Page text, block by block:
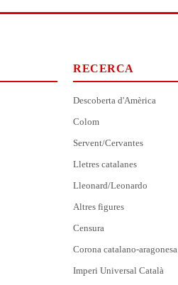
RECERCA
Descoberta d'Amèrica
Colom
Servent/Cervantes
Lletres catalanes
Lleonard/Leonardo
Altres figures
Censura
Corona catalano-aragonesa
Imperi Universal Català